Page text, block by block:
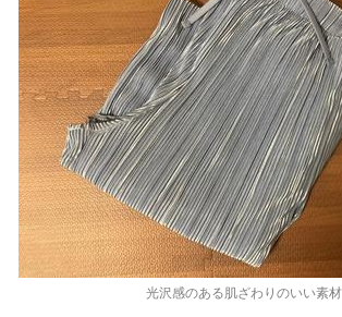
光沢感のある肌ざわりのいい素材